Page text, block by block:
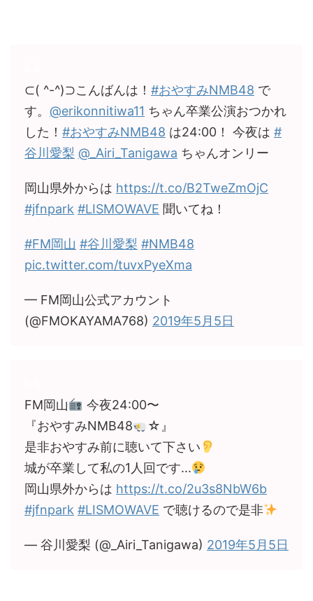
⊂( ^-^)⊃こんばんは！ #おやすみNMB48 で
す。 @erikonnitiwa11 ちゃん卒業公演おつかれ
した！ #おやすみNMB48 は24:00！ 今夜は #
谷川愛梨 @_Airi_Tanigawa ちゃんオンリー
岡山県外からは https://t.co/B2TweZmOjC
#jfnpark #LISMOWAVE 聞いてね！
#FM岡山 #谷川愛梨 #NMB48
pic.twitter.com/tuvxPyeXma
— FM岡山公式アカウント
(@FMOKAYAMA768) 2019年5月5日
FM岡山
今夜24:00〜
『おやすみNMB48
☆』
是非おやすみ前に聴いて下さい
城が卒業して私の1人回です...
岡山県外からは https://t.co/2u3s8NbW6b
#jfnpark #LISMOWAVE で聴けるので是非
— 谷川愛梨 (@_Airi_Tanigawa) 2019年5月5日